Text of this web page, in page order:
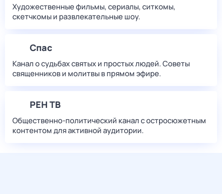
Художественные фильмы, сериалы, ситкомы,
скетчкомы и развлекательные шоу.
Спас
Канал о судьбах святых и простых людей. Советы
священников и молитвы в прямом эфире.
РЕН ТВ
Общественно-политический канал с остросюжетным
контентом для активной аудитории.